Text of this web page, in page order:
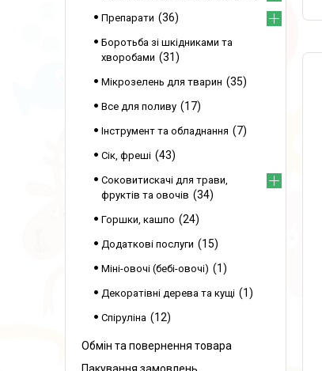
Препарати 36
Боротьба зі шкідниками та
хворобами
31
Мікрозелень для тварин 35
Все для поливу 17
Інструмент та обладнання 7
Сік, фреші 43
Соковитискачі для трави,
фруктів та овочів
34
Горшки, кашпо 24
Додаткові послуги 15
Міні-овочі (бебі-овочі) 1
Декоратівні дерева та кущі 1
Спіруліна 12
Обмін та повернення товара